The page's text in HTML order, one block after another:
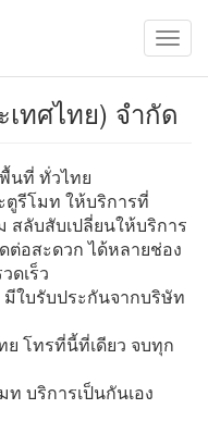
ทศไทย) จำกัด
นที่ ทั่วไทย
ตูรีโมท ให้บริการที่
สลับสับเปลี่ยนให้บริการ
ต่อสะดวก ได้หลายช่อง
ดเร็ว
ใบรับประกันจากบริษัท
โทรที่นี้ที่เดียว จบทุก
บริการเป็นกันเอง